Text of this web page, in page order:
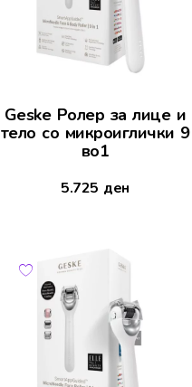
Geske Ролер за лице и
тело со микроиглички 9
во1
5.725 ден